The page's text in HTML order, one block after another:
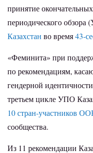
принятие
периодического
Казахстан во время43-
«Феминита» при
по рекомендациям,
гендерной
третьем цикле УПО
10 стран-участников
сообщества.
Из 11 рекомендации